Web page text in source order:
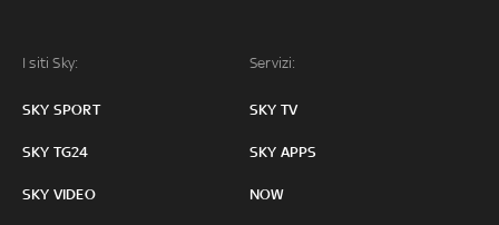
I siti Sky:
SKY SPORT
SKY TG24
SKY VIDEO
Servizi:
SKY TV
SKY APPS
NOW